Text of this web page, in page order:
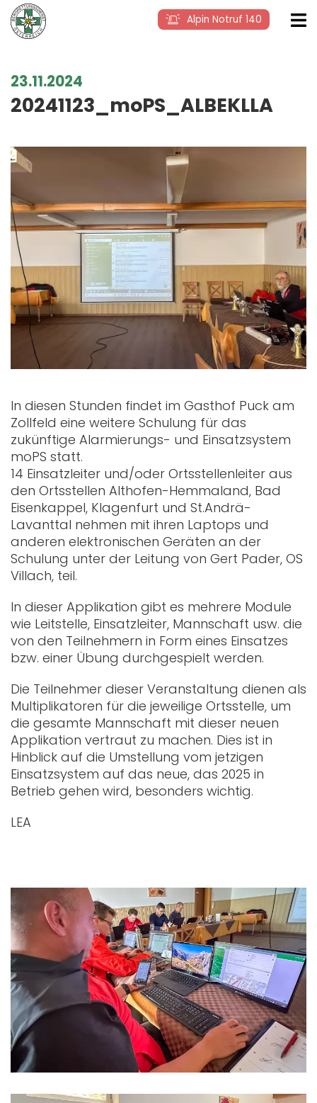
Alpin Notruf 140
23.11.2024
20241123_moPS_ALBEKLLA
In diesen Stunden findet im Gasthof Puck am
Zollfeld eine weitere Schulung für das
zukünftige Alarmierungs- und Einsatzsystem
moPS statt.
14 Einsatzleiter und/oder Ortsstellenleiter aus
den Ortsstellen Althofen-Hemmaland, Bad
Eisenkappel, Klagenfurt und St.Andrä-
Lavanttal nehmen mit ihren Laptops und
anderen elektronischen Geräten an der
Schulung unter der Leitung von Gert Pader, OS
Villach, teil.
In dieser Applikation gibt es mehrere Module
wie Leitstelle, Einsatzleiter, Mannschaft usw. die
von den Teilnehmern in Form eines Einsatzes
bzw. einer Übung durchgespielt werden.
Die Teilnehmer dieser Veranstaltung dienen als
Multiplikatoren für die jeweilige Ortsstelle, um
die gesamte Mannschaft mit dieser neuen
Applikation vertraut zu machen. Dies ist in
Hinblick auf die Umstellung vom jetzigen
Einsatzsystem auf das neue, das 2025 in
Betrieb gehen wird, besonders wichtig.
LEA